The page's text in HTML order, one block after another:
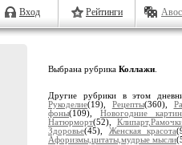
Вход Рейтинги
Выбрана рубрика Коллажи
Другие рубрики в этом
Рукоделие(19), Рецепты(360),
фоны(109), Новогодние
Натюрморт(52),
Здоровье(45), Женская красота
Афоризмы,цитаты,мудрые мысли